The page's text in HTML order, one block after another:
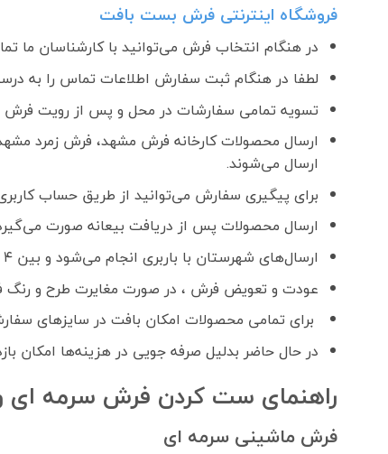
فروشگاه اینترنتی فرش بست بافت
در هنگام انتخاب فرش می‌توانید با کارشناسان ما
لطفا در هنگام ثبت سفارش اطلاعات تماس را به
تسویه تمامی سفارشات در محل و پس از رویت فرش و
ارسال محصولات کارخانه فرش مشهد، فرش زمرد
ارسال می‌شوند.
برای پیگیری سفارش می‌توانید از طریق حساب
ارسال محصولات پس از دریافت بیعانه صورت
ارسال‌های شهرستان با باربری انجام می‌شود و بین ۴ تا ۷ روز کاری زمان می‌برد.
عودت و تعویض فرش ، در صورت مغایرت طرح و
برای تمامی محصولات امکان بافت در سایزهای
در حال حاضر بدلیل صرفه جویی در هزینه‌ها امکان
راهنمای ست کردن فرش سرمه ای
فرش ماشینی سرمه ای